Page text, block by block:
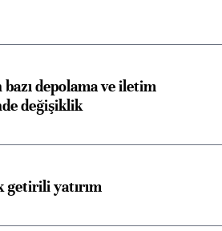
bazı depolama ve iletim
değişiklik
getirili yatırım